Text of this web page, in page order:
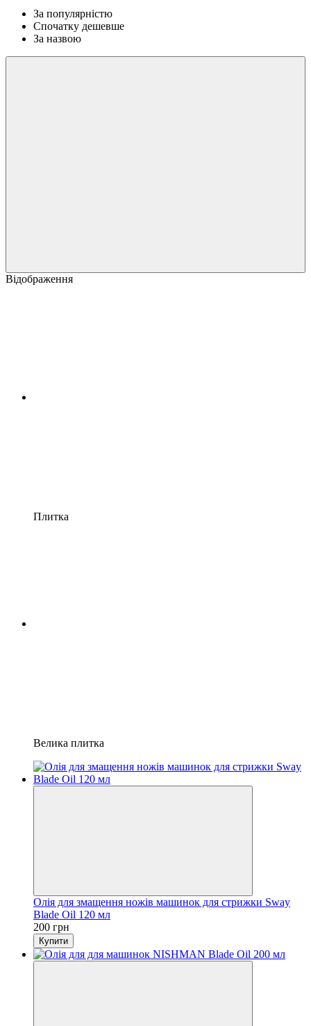
За популярністю
Спочатку дешевше
За назвою
Відображення
Плитка
Велика плитка
Олія для змащення ножів машинок для стрижки Sway
Blade Oil 120 мл
200 грн
Купити